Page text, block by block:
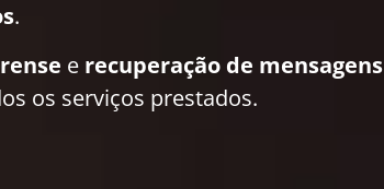
.
e recuperação de mensagens
os serviços prestados.